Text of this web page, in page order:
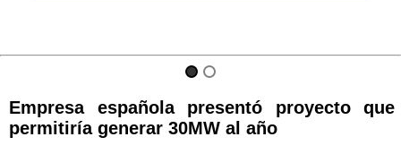
Empresa española presentó proyecto que
permitiría generar 30MW al año